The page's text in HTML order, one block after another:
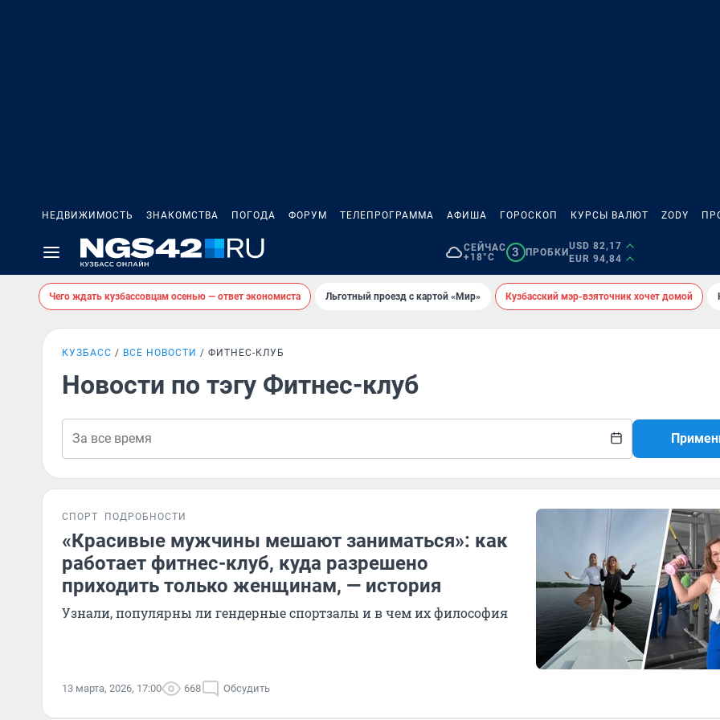
НЕДВИЖИМОСТЬ ЗНАКОМСТВА ПОГОДА ФОРУМ ТЕЛЕПРОГРАММА АФИША ГОРОСКОП КУРСЫ ВАЛЮТ ZODY
СЕЙЧАС
+18°C
3 ПРОБКИ
USD 82,17
EUR 94,84
Чего ждать кузбассовцам осенью — ответ экономиста Льготный проезд с картой «Мир» Кузбасский мэр-взяточник хочет домой
КУЗБАСС ВСЕ НОВОСТИ ФИТНЕС-КЛУБ
Новости по тэгу Фитнес-клуб
СПОРТ ПОДРОБНОСТИ
«Красивые мужчины мешают заниматься»: как
работает фитнес-клуб, куда разрешено
приходить только женщинам, — история
Узнали, популярны ли гендерные спортзалы и в чем их философия
13 марта, 2026, 17:00 668 Обсудить